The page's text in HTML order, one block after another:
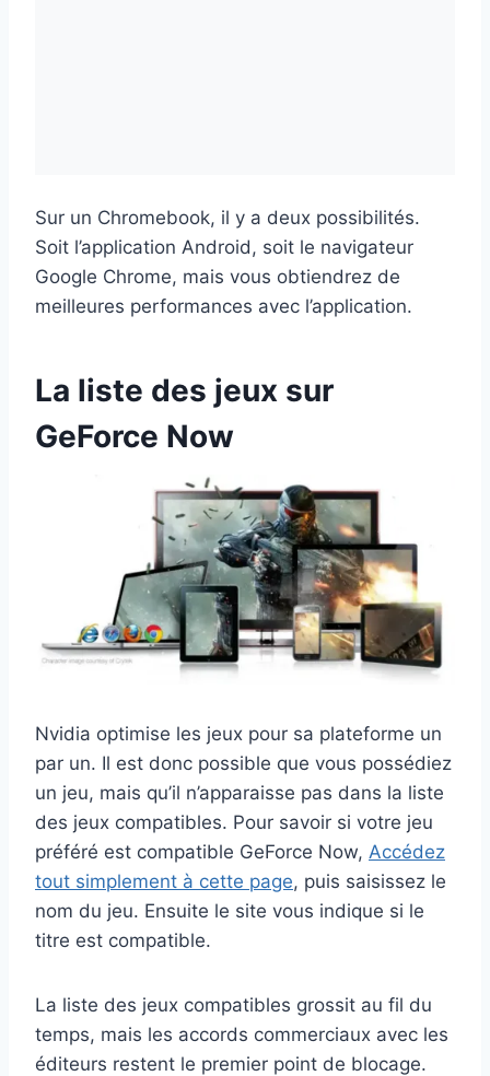
Sur un Chromebook, il y a deux possibilités.
Soit l’application Android, soit le navigateur
Google Chrome, mais vous obtiendrez de
meilleures performances avec l’application.
La liste des jeux sur
GeForce Now
Nvidia optimise les jeux pour sa plateforme un
par un. Il est donc possible que vous possédiez
un jeu, mais qu’il n’apparaisse pas dans la liste
des jeux compatibles. Pour savoir si votre jeu
préféré est compatible GeForce Now, Accédez
tout simplement à cette page, puis saisissez le
nom du jeu. Ensuite le site vous indique si le
titre est compatible.
La liste des jeux compatibles grossit au fil du
temps, mais les accords commerciaux avec les
éditeurs restent le premier point de blocage.